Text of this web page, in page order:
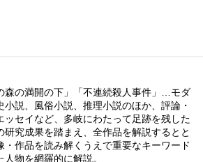
森の満開の下」「不連続殺人事件」…モダ
小説、風俗小説、推理小説のほか、評論・
ッセイなど、多岐にわたって足跡を残した
研究成果を踏まえ、全作品を解説するとと
・作品を読み解くうえで重要なキーワード
物を網羅的に解説。